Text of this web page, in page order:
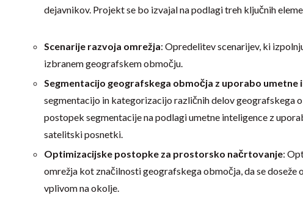
dejavnikov. Projekt se bo izvajal na podlagi treh ključnih
Scenarije razvoja omrežja: Opredelitev scenarijev, ki
izbranem geografskem območju.
Segmentacijo geografskega območja z uporabo umetne
segmentacijo in kategorizacijo različnih delov geografskega
postopek segmentacije na podlagi umetne inteligence z
satelitski posnetki.
Optimizacijske postopke za prostorsko načrtovanje:
omrežja kot značilnosti geografskega območja, da se
vplivom na okolje.